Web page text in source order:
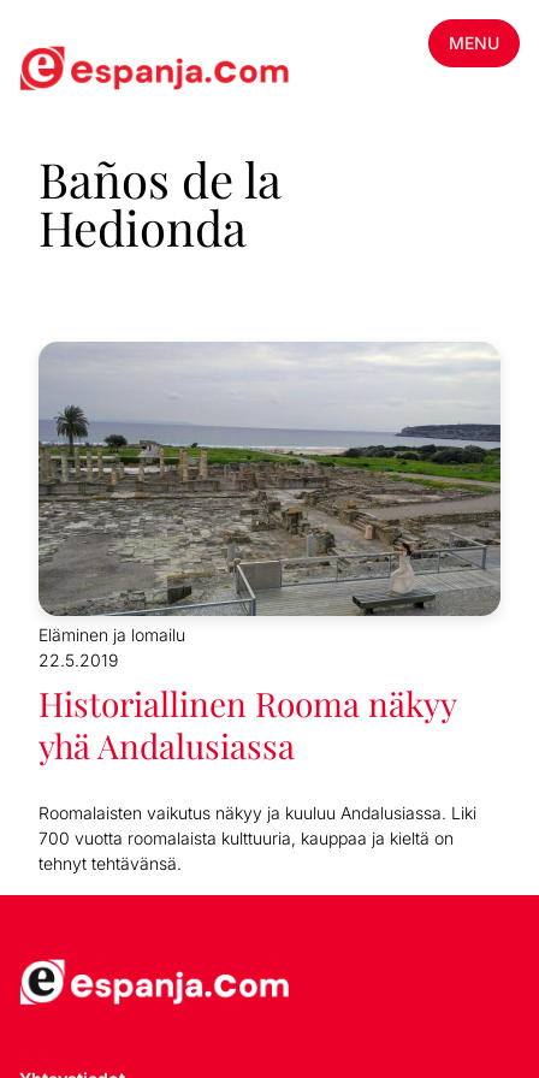
MENU
Baños de la
Hedionda
Eläminen ja lomailu
22.5.2019
Historiallinen Rooma näkyy
yhä Andalusiassa
Roomalaisten vaikutus näkyy ja kuuluu Andalusiassa. Liki
700 vuotta roomalaista kulttuuria, kauppaa ja kieltä on
tehnyt tehtävänsä.